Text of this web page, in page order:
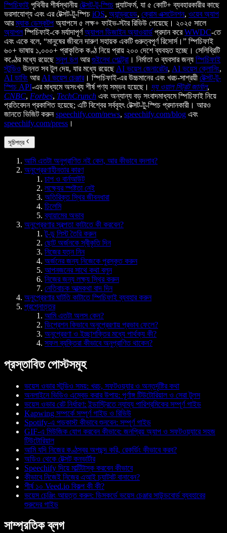
স্পিচিফাই পৃথিবীর শীর্ষস্থানীয় টেক্সট-টু-স্পিচ প্ল্যাটফর্ম, যা ৫ কোটি+ ব্যবহারকারীর কাছে
ভরসাযোগ্য এবং এর টেক্সট-টু-স্পিচ iOS, অ্যান্ড্রয়েড, ক্রোম এক্সটেনশন, ওয়েব অ্যাপ
আরম্যাক ডেস্কটপ অ্যাপসে ৫ লক্ষ+ ফাইভ-স্টার রিভিউ পেয়েছে। ২০২৫ সালে
অ্যাপলস্পিচিফাই-কে মর্যাদাপূর্ণঅ্যাপল ডিজাইন অ্যাওয়ার্ড প্রদান করেWWDC-তে
এবং একে বলে, “মানুষের জীবনে দারুণ সহায়ক একটি গুরুত্বপূর্ণ রিসোর্স।” স্পিচিফাই
৬০+ ভাষায় ১,০০০+ প্রাকৃতিক কণ্ঠ নিয়ে প্রায় ২০০ দেশে ব্যবহৃত হচ্ছে। সেলিব্রিটি
কণ্ঠের মধ্যে রয়েছেস্নুপ ডগ আরগুইনেথ পেল্ট্রো । নির্মাতা ও ব্যবসার জন্য স্পিচিফাই
স্টুডিও উন্নত সব টুল দেয়, যার মধ্যে রয়েছে AI ভয়েস জেনারেটর, AI ভয়েস ক্লোনিং,
AI ডাবিং আর AI ভয়েস চেঞ্জার। স্পিচিফাই-এর উচ্চমানের এবং খরচ-সাশ্রয়ী টেক্সট-টু-
স্পিচ API-এর মাধ্যমে অসংখ্য শীর্ষ পণ্য সম্ভব হয়েছে। দ্য ওয়াল স্ট্রিট জার্নাল,
CNBC, Forbes, TechCrunch এবং অন্যান্য বড় সংবাদমাধ্যমে স্পিচিফাই নিয়ে
প্রতিবেদন প্রকাশিত হয়েছে; এটি বিশ্বের সর্ববৃহৎ টেক্সট-টু-স্পিচ প্রদানকারী। আরও
জানতে ভিজিট করুনspeechify.com/news, speechify.com/blog এবং
speechify.com/press ।
সূচিপত্র
আমি এতটা অনুপ্রাণিত নই কেন, আর কীভাবে বদলাব?
অনুপ্রেরণাহীনতার কারণ
চাপ ও বার্নআউট
লক্ষ্যের স্পষ্টতা নেই
অতিরিক্ত স্থির জীবনধারা
ঢিলেমি
ব্যায়ামের অভাব
অনুপ্রেরণার স্বল্পতা কাটাতে কী করবেন?
টু-ডু লিস্ট তৈরি করুন
ছোট অর্জনকে স্বীকৃতি দিন
নিজের যত্ন নিন
অর্জনের জন্য নিজেকে পুরস্কৃত করুন
আপনজনের সাথে কথা বলুন
নিজের জন্য লক্ষ্য স্থির করুন
নেতিবাচক আত্মকথা বাদ দিন
অনুপ্রেরণার ঘাটতি কাটাতে স্পিচিফাই ব্যবহার করুন
প্রশ্নোত্তর
আমি এতটা অলস কেন?
ডিপ্রেশন কিভাবে অনুপ্রেরণায় প্রভাব ফেলে?
অনুপ্রেরণা ও ইচ্ছাশক্তির মধ্যে পার্থক্য কী?
সফল ব্যক্তিরা কীভাবে অনুপ্রাণিত থাকেন?
প্রস্তাবিত পোস্টসমূহ
ভয়েস ওভার স্টুডিও সময়: খরচ, সফটওয়্যার ও অন্তর্দৃষ্টির কথা
অনলাইনে ভিডিও এম্বেড করার উপায়: পূর্ণাঙ্গ টিউটোরিয়াল ও সেরা টুলস
ভয়েস ওভার রেট নির্ধারণ: ইন্ডাস্ট্রিতে ন্যায্য পারিশ্রমিকের সম্পূর্ণ গাইড
Kapwing সম্পর্কে সম্পূর্ণ গাইড ও রিভিউ
Spotify-এ পডকাস্ট কীভাবে শুনবেন: সম্পূর্ণ গাইড
GIF-এ মিউজিক যোগ করবেন কীভাবে: জনপ্রিয় অ্যাপ ও সফটওয়্যারে সহজ
টিউটোরিয়াল
আমি যদি নিজের কণ্ঠস্বর অপছন্দ করি, রেকর্ডিং কীভাবে করব?
অডিও থেকে টেক্সট কনভার্টার
Speechify দিয়ে মাল্টিটাস্ক করবেন কীভাবে
কীভাবে নিজেই নিজের এআই চ্যাটবট বানাবেন?
শীর্ষ ১০ Veed.io বিকল্প কী কী?
ভয়েস চেঞ্জিং আয়ত্ত করুন: ডিসকর্ডে ভয়েস চেঞ্জার সাউন্ডবোর্ড ব্যবহারের
শুরুদের গাইড
সাম্প্রতিক ব্লগ